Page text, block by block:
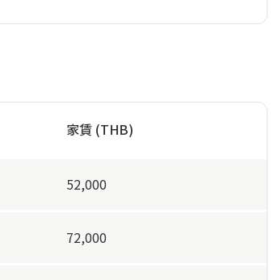
家賃 (THB)
52,000
72,000